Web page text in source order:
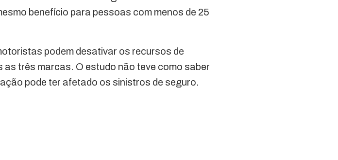
benefício para pessoas com menos de 25
podem desativar os recursos de
três marcas. O estudo não teve como saber
pode ter afetado os sinistros de seguro.